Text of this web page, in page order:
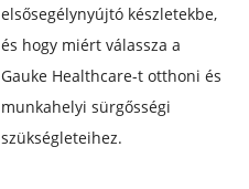
elsősegélynyújtó készletekbe,
és hogy miért válassza a
Gauke Healthcare-t otthoni és
munkahelyi sürgősségi
szükségleteihez.